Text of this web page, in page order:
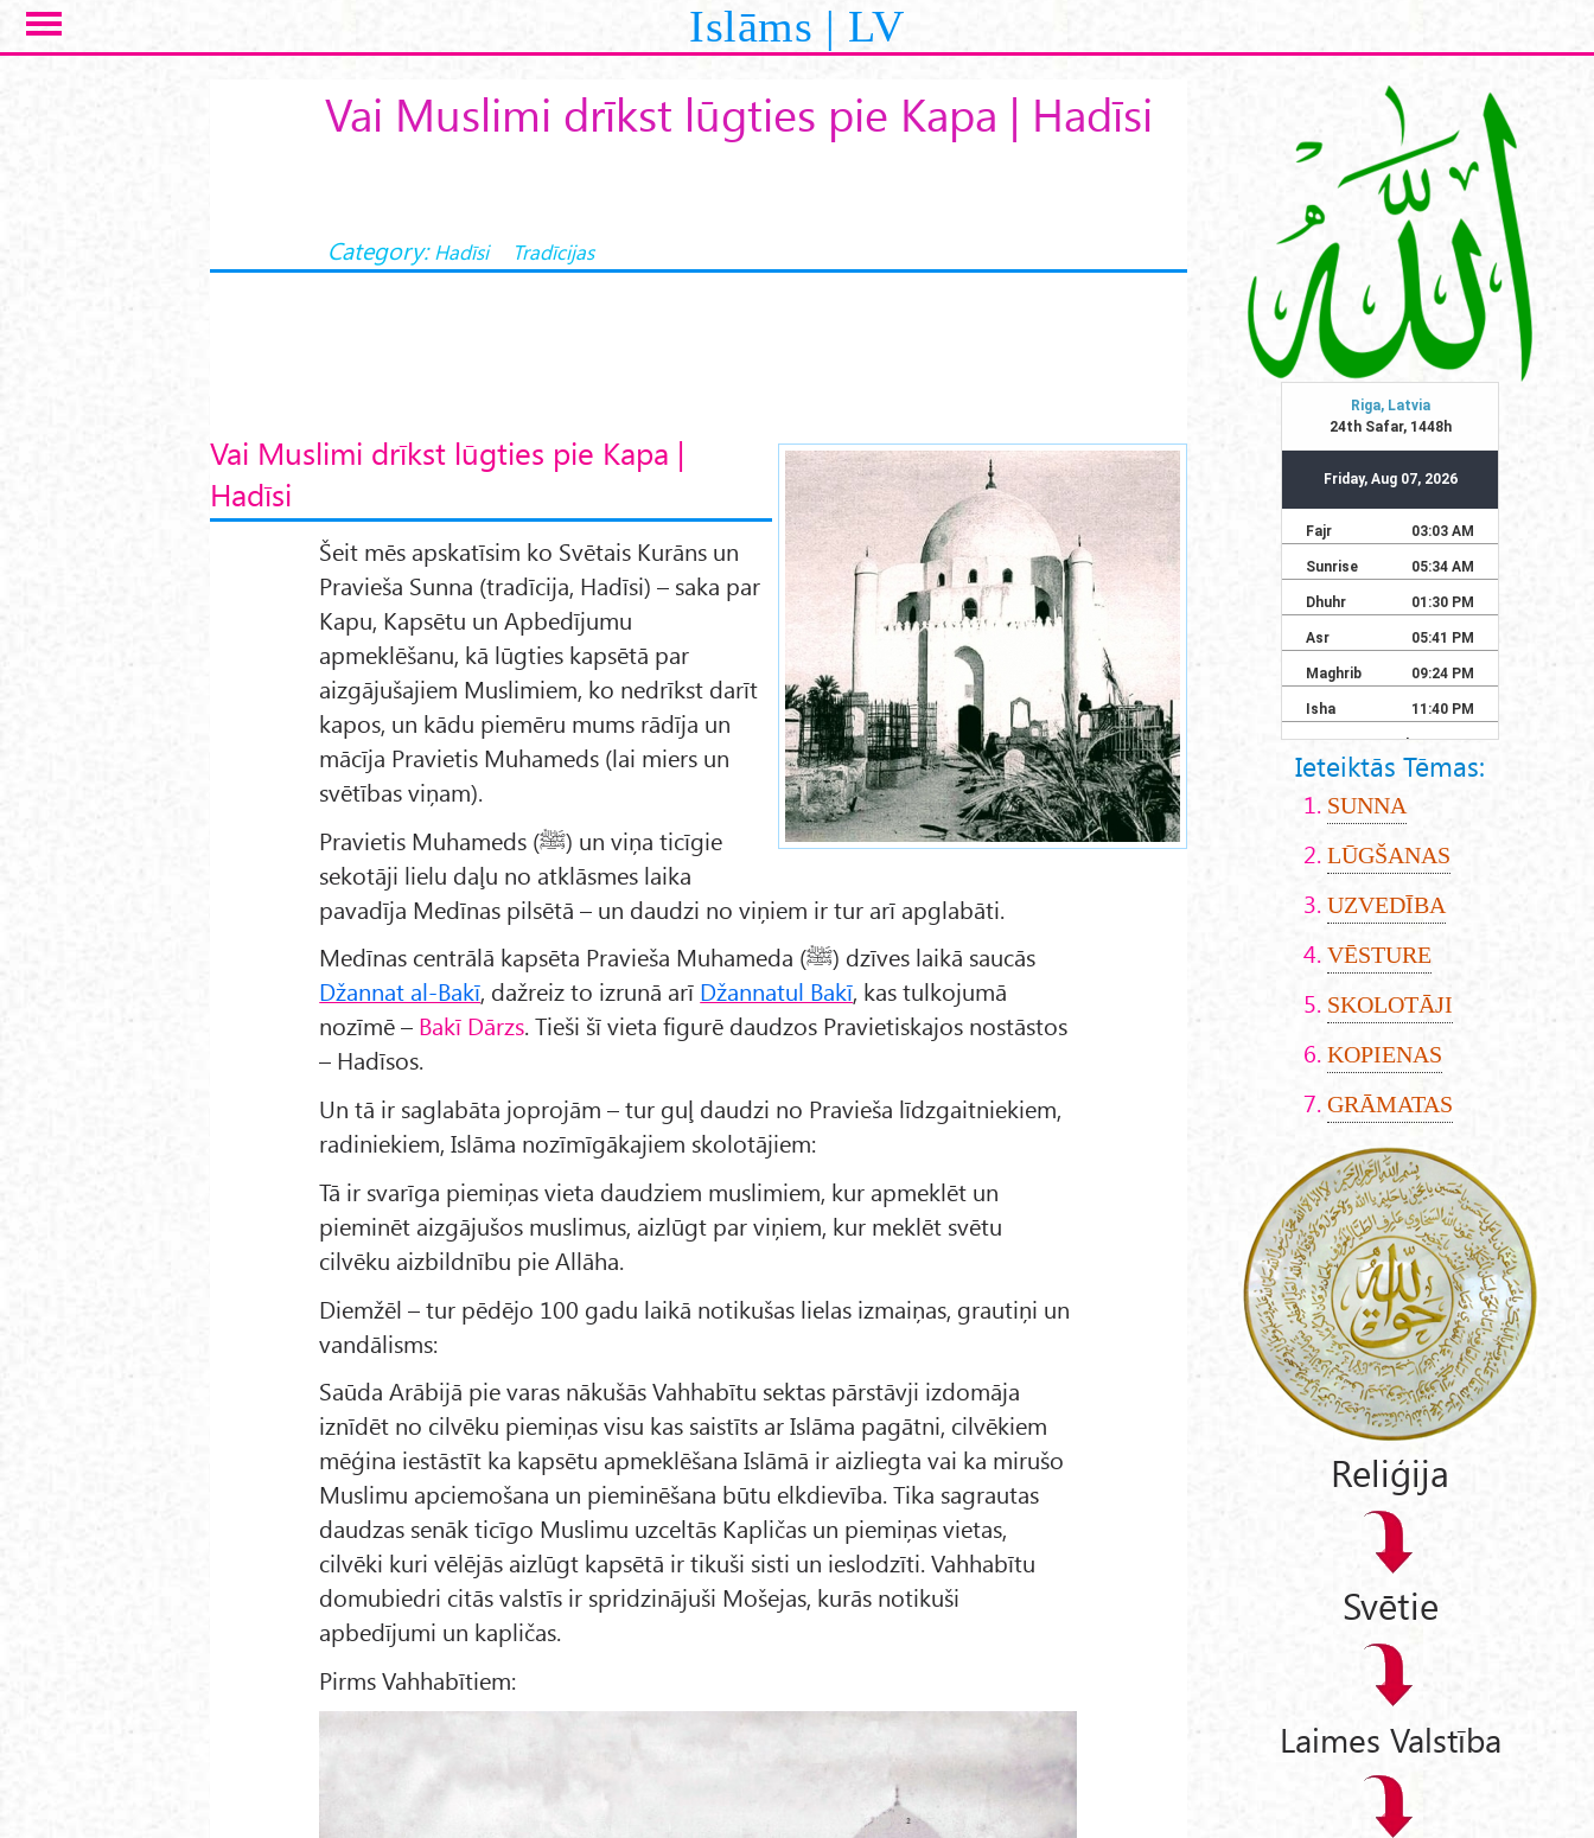
Skip to main content Islāms | LV
Vai Muslimi drīkst lūgties pie Kapa | Hadīsi
Category: Hadīsi Tradīcijas
Vai Muslimi drīkst lūgties pie Kapa |
Hadīsi
Šeit mēs apskatīsim ko Svētais Kurāns un
Pravieša Sunna (tradīcija, Hadīsi) – saka par
Kapu, Kapsētu un Apbedījumu
apmeklēšanu, kā lūgties kapsētā par
aizgājušajiem Muslimiem, ko nedrīkst darīt
kapos, un kādu piemēru mums rādīja un
mācīja Pravietis Muhameds (lai miers un
svētības viņam).
Pravietis Muhameds (ﷺ) un viņa ticīgie
sekotāji lielu daļu no atklāsmes laika
pavadīja Medīnas pilsētā – un daudzi no viņiem ir tur arī apglabāti.
Medīnas centrālā kapsēta Pravieša Muhameda (ﷺ) dzīves laikā saucās
Džannat al-Bakī, dažreiz to izrunā arī Džannatul Bakī, kas tulkojumā
nozīmē – Bakī Dārzs. Tieši šī vieta figurē daudzos Pravietiskajos nostāstos
– Hadīsos.
Un tā ir saglabāta joprojām – tur guļ daudzi no Pravieša līdzgaitniekiem,
radiniekiem, Islāma nozīmīgākajiem skolotājiem:
Tā ir svarīga piemiņas vieta daudziem muslimiem, kur apmeklēt un
pieminēt aizgājušos muslimus, aizlūgt par viņiem, kur meklēt svētu
cilvēku aizbildnību pie Allāha.
Diemžēl – tur pēdējo 100 gadu laikā notikušas lielas izmaiņas, grautiņi un
vandālisms:
Saūda Arābijā pie varas nākušās Vahhabītu sektas pārstāvji izdomāja
iznīdēt no cilvēku piemiņas visu kas saistīts ar Islāma pagātni, cilvēkiem
mēģina iestāstīt ka kapsētu apmeklēšana Islāmā ir aizliegta vai ka mirušo
Muslimu apciemošana un pieminēšana būtu elkdievība. Tika sagrautas
daudzas senāk ticīgo Muslimu uzceltās Kapličas un piemiņas vietas,
cilvēki kuri vēlējās aizlūgt kapsētā ir tikuši sisti un ieslodzīti. Vahhabītu
domubiedri citās valstīs ir spridzinājuši Mošejas, kurās notikuši
apbedījumi un kapličas.
Pirms Vahhabītiem:
Ieteiktās Tēmas:
SUNNA
LŪGŠANAS
UZVEDĪBA
VĒSTURE
SKOLOTĀJI
KOPIENAS
GRĀMATAS
Reliģija
Svētie
Laimes Valstība